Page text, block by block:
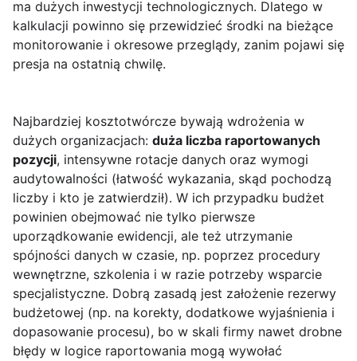
ma dużych inwestycji technologicznych. Dlatego w
kalkulacji powinno się przewidzieć środki na bieżące
monitorowanie i okresowe przeglądy, zanim pojawi się
presja na ostatnią chwilę.
Najbardziej kosztotwórcze bywają wdrożenia w
dużych organizacjach: duża liczba raportowanych
pozycji, intensywne rotacje danych oraz wymogi
audytowalności (łatwość wykazania, skąd pochodzą
liczby i kto je zatwierdził). W ich przypadku budżet
powinien obejmować nie tylko pierwsze
uporządkowanie ewidencji, ale też utrzymanie
spójności danych w czasie, np. poprzez procedury
wewnętrzne, szkolenia i w razie potrzeby wsparcie
specjalistyczne. Dobrą zasadą jest założenie rezerwy
budżetowej (np. na korekty, dodatkowe wyjaśnienia i
dopasowanie procesu), bo w skali firmy nawet drobne
błędy w logice raportowania mogą wywołać